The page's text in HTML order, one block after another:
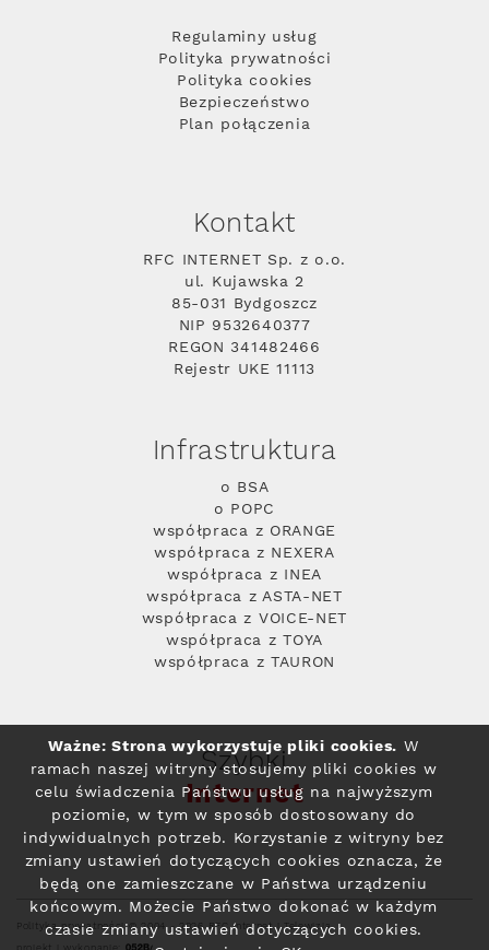
Regulaminy usług
Polityka prywatności
Polityka cookies
Bezpieczeństwo
Plan połączenia
Kontakt
RFC INTERNET Sp. z o.o.
ul. Kujawska 2
85-031 Bydgoszcz
NIP 9532640377
REGON 341482466
Rejestr UKE 11113
Infrastruktura
o BSA
o POPC
współpraca z ORANGE
współpraca z NEXERA
współpraca z INEA
współpraca z ASTA-NET
współpraca z VOICE-NET
współpraca z TOYA
współpraca z TAURON
Szybki
Internet
Polityka prywatności© 2004 - 2026 RFC Internet i Telewizja
Ważne: Strona wykorzystuje pliki cookies. W
ramach naszej witryny stosujemy pliki cookies w
celu świadczenia Państwu usług na najwyższym
poziomie, w tym w sposób dostosowany do
indywidualnych potrzeb. Korzystanie z witryny bez
zmiany ustawień dotyczących cookies oznacza, że
będą one zamieszczane w Państwa urządzeniu
końcowym. Możecie Państwo dokonać w każdym
czasie zmiany ustawień dotyczących cookies.